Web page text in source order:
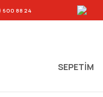
600 88 24
SEPETIM